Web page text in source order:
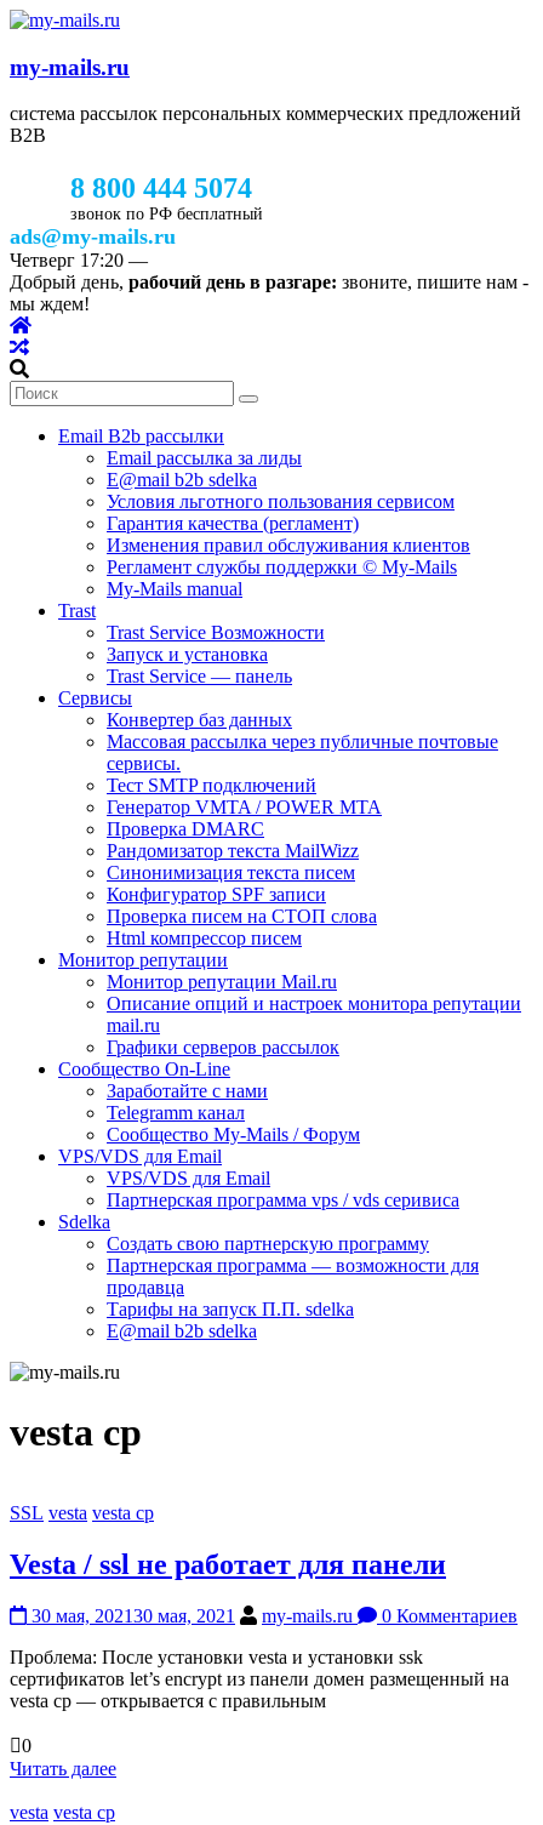
my-mails.ru
система рассылок персональных коммерческих предложений
B2B
8 800 444 5074
звонок по РФ бесплатный
ads@my-mails.ru
Четверг 17:20 —
Добрый день, рабочий день в разгаре: звоните, пишите нам -
мы ждем!
Email B2b рассылки
Email рассылка за лиды
E@mail b2b sdelka
Условия льготного пользования сервисом
Гарантия качества (регламент)
Изменения правил обслуживания клиентов
Регламент службы поддержки © My-Mails
My-Mails manual
Trast
Trast Service Возможности
Запуск и установка
Trast Service — панель
Сервисы
Конвертер баз данных
Массовая рассылка через публичные почтовые
сервисы.
Тест SMTP подключений
Генератор VMTA / POWER MTA
Проверка DMARC
Рандомизатор текста MailWizz
Синонимизация текста писем
Конфигуратор SPF записи
Проверка писем на СТОП слова
Html компрессор писем
Монитор репутации
Монитор репутации Mail.ru
Описание опций и настроек монитора репутации
mail.ru
Графики серверов рассылок
Сообщество On-Line
Заработайте с нами
Telegramm канал
Сообщество My-Mails / Форум
VPS/VDS для Email
VPS/VDS для Email
Партнерская программа vps / vds серивиса
Sdelka
Создать свою партнерскую программу
Партнерская программа — возможности для
продавца
Тарифы на запуск П.П. sdelka
E@mail b2b sdelka
vesta cp
SSL vesta vesta cp
Vesta / ssl не работает для панели
30 мая, 202130 мая, 2021 my-mails.ru
0 Комментариев
Проблема: После установки vesta и установки ssk
сертификатов let’s encrypt из панели домен размещенный на
vesta cp — открывается с правильным
0
Читать далее
vesta vesta cp